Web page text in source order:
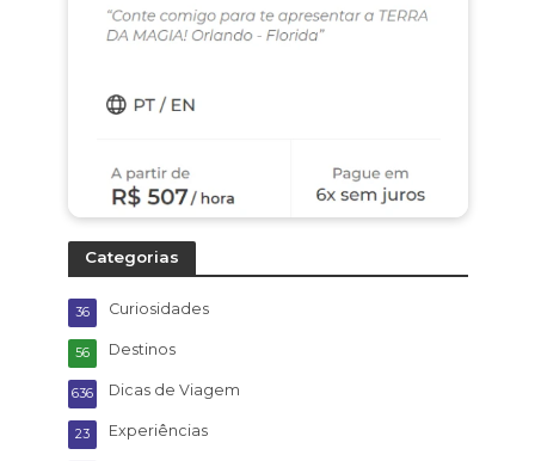
Categorias
Curiosidades
36
Destinos
56
Dicas de Viagem
636
Experiências
23